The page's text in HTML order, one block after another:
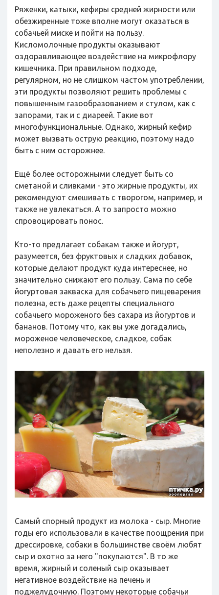
Ряженки, катыки, кефиры средней жирности или
обезжиренные тоже вполне могут оказаться в
собачьей миске и пойти на пользу.
Кисломолочные продукты оказывают
оздоравливающее воздействие на микрофлору
кишечника. При правильном подходе,
регулярном, но не слишком частом употреблении,
эти продукты позволяют решить проблемы с
повышенным газообразованием и стулом, как с
запорами, так и с диареей. Такие вот
многофункциональные. Однако, жирный кефир
может вызвать острую реакцию, поэтому надо
быть с ним осторожнее.
Ещё более осторожными следует быть со
сметаной и сливками - это жирные продукты, их
рекомендуют смешивать с творогом, например, и
также не увлекаться. А то запросто можно
спровоцировать понос.
Кто-то предлагает собакам также и йогурт,
разумеется, без фруктовых и сладких добавок,
которые делают продукт куда интереснее, но
значительно снижают его пользу. Сама по себе
йогуртовая закваска для собачьего пищеварения
полезна, есть даже рецепты специального
собачьего мороженого без сахара из йогуртов и
бананов. Потому что, как вы уже догадались,
мороженое человеческое, сладкое, собак
неполезно и давать его нельзя.
Самый спорный продукт из молока - сыр. Многие
годы его использовали в качестве поощрения при
дрессировке, собаки в большинстве своём любят
сыр и охотно за него "покупаются". В то же
время, жирный и соленый сыр оказывает
негативное воздействие на печень и
поджелудочную. Поэтому некоторые собачьи